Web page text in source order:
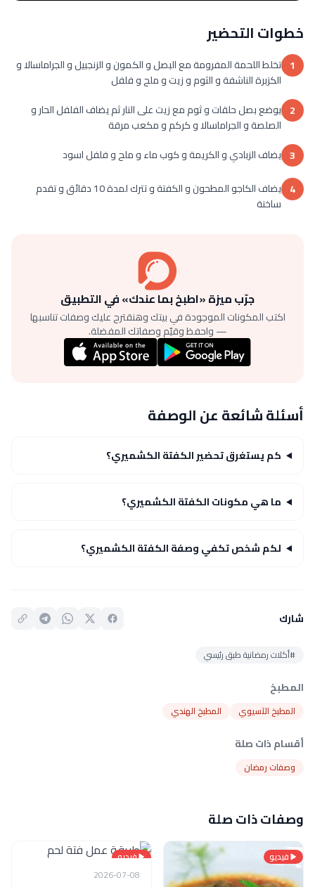
خطوات التحضير
1 تخلط اللحمة المفرومة مع البصل و الكمون و الزنجبيل و الجراماسالا و
الكزبرة الناشفة و الثوم و زيت و ملح و فلفل
2 يوضع بصل حلقات و ثوم مع زيت على النار ثم يضاف الفلفل الحار و
الصلصة و الجراماسالا و كركم و مكعب مرقة
3 يضاف الزبادي و الكريمة و كوب ماء و ملح و فلفل اسود
4
يضاف الكاجو المطحون و الكفتة و تترك لمدة 10 دقائق و تقدم
ساخنة
جرّب ميزة «اطبخ بما عندك» في التطبيق
اكتب المكونات الموجودة في بيتك وهنقترح عليك وصفات تناسبها
— واحفظ وقيّم وصفاتك المفضلة.
أسئلة شائعة عن الوصفة
كم يستغرق تحضير الكفتة الكشميري؟
ما هي مكونات الكفتة الكشميري؟
لكم شخص تكفي وصفة الكفتة الكشميري؟
شارك
#أكلات رمضانية طبق رئيسي
المطبخ
المطبخ الآسيوي المطبخ الهندي
أقسام ذات صلة
وصفات رمضان
وصفات ذات صلة
فيديو
فيديو
2026-07-08